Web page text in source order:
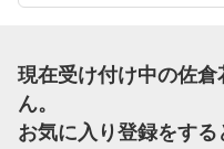
現在受け付け中の佐
ん。
お気に入り登録をす